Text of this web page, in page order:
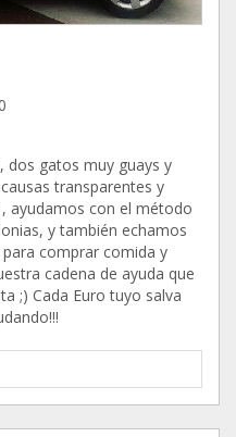
dos gatos muy guays y
transparentes y
ayudamos con el método
y también echamos
comprar comida y
cadena de ayuda que
;) Cada Euro tuyo salva